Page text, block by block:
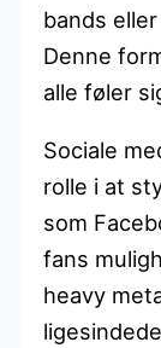
bands
Denne
alle føler
Sociale
rolle i at
som
fans
heavy